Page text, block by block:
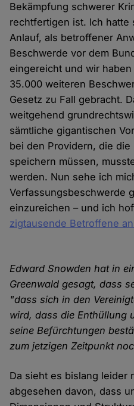
Bekämpfung schwerer
rechtfertigen ist. Ich hatte
Anlauf, als betroffener
Beschwerde vor dem
eingereicht und wir
35.000 weiteren
Gesetz zu Fall gebracht.
weitgehend
sämtliche gigantischen
bei den Providern, die die
speichern müssen,
werden. Nun sehe ich
Verfassungsbeschwerde
einzureichen – und ich
zigtausende Betroffene
Edward Snowden hat in
Greenwald gesagt, dass
"dass sich in den
wird, dass die Enthüllung
seine Befürchtungen
zum jetzigen Zeitpunkt
Da sieht es bislang leider
abgesehen davon, dass